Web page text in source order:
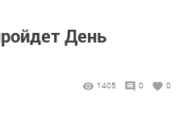
День
1405 0 0